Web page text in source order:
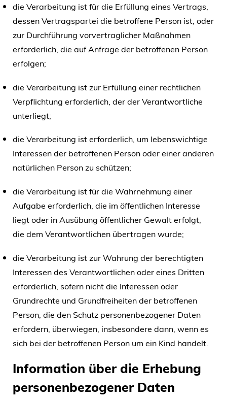
die Verarbeitung ist für die Erfüllung eines Vertrags,
dessen Vertragspartei die betroffene Person ist, oder
zur Durchführung vorvertraglicher Maßnahmen
erforderlich, die auf Anfrage der betroffenen Person
erfolgen;
die Verarbeitung ist zur Erfüllung einer rechtlichen
Verpflichtung erforderlich, der der Verantwortliche
unterliegt;
die Verarbeitung ist erforderlich, um lebenswichtige
Interessen der betroffenen Person oder einer anderen
natürlichen Person zu schützen;
die Verarbeitung ist für die Wahrnehmung einer
Aufgabe erforderlich, die im öffentlichen Interesse
liegt oder in Ausübung öffentlicher Gewalt erfolgt,
die dem Verantwortlichen übertragen wurde;
die Verarbeitung ist zur Wahrung der berechtigten
Interessen des Verantwortlichen oder eines Dritten
erforderlich, sofern nicht die Interessen oder
Grundrechte und Grundfreiheiten der betroffenen
Person, die den Schutz personenbezogener Daten
erfordern, überwiegen, insbesondere dann, wenn es
sich bei der betroffenen Person um ein Kind handelt.
Information über die Erhebung
personenbezogener Daten